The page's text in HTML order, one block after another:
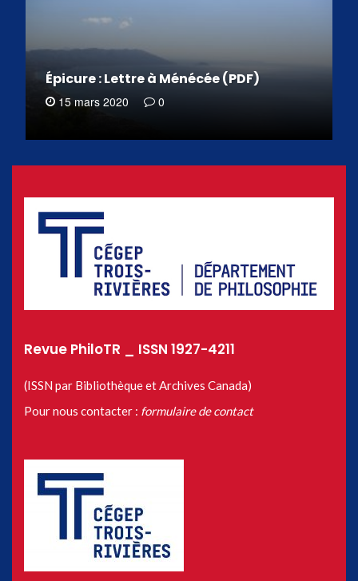
Épicure : Lettre à Ménécée (PDF)
15 mars 2020 0
Revue PhiloTR _ ISSN 1927-4211
(ISSN par Bibliothèque et Archives Canada)
Pour nous contacter : formulaire de contact